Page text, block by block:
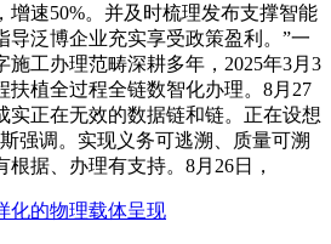
增速50%。并及时梳理发布支撑智能
导泛博企业充实享受政策盈利。”一
施工办理范畴深耕多年，2025年3月3
扶植全过程全链数智化办理。8月27
实正在无效的数据链和链。正在设想
强调。实现义务可逃溯、质量可溯
据、办理有支持。8月26日，
化的物理载体呈现